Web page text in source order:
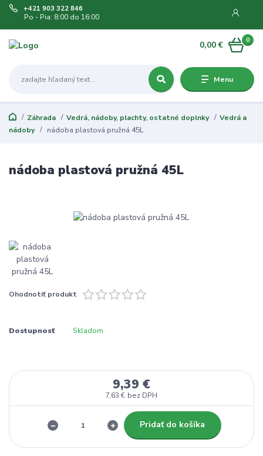
Menu
+421 903 322 846
Po - Pia: 8:00 do 16:00
0
0,00 €
Záhrada Vedrá, nádoby, plachty, ostatné doplnky
Vedrá a
nádoby
nádoba plastová pružná 45L
nádoba plastová pružná 45L
Ohodnotiť produkt
Dostupnosť Skladom
9,39 €
7,63 € bez DPH
Pridať do košíka